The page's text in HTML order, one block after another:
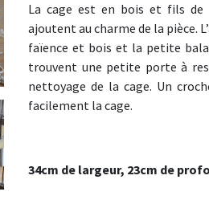
La cage est en bois et fils de
ajoutent au charme de la pièce.
faïence et bois et la petite
trouvent une petite porte à
nettoyage de la cage. Un
facilement la cage.
34cm de largeur, 23cm de